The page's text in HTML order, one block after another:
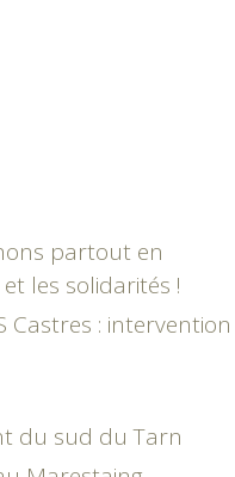
partout en
les solidarités !
Castres : intervention
du sud du Tarn